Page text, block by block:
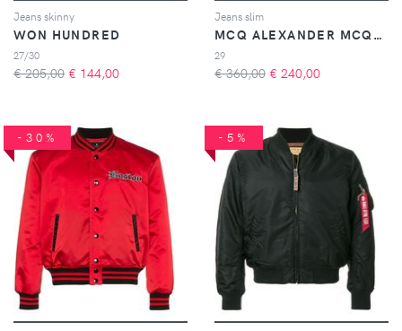
Jeans skinny
WON HUNDRED
27/30
€ 205,00 € 144,00
Jeans slim
MCQ ALEXANDER MCQUEEN
29
€ 360,00 € 240,00
-30% -5%